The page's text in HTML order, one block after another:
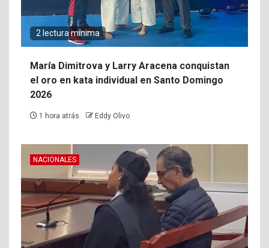
2 lectura mínima
María Dimitrova y Larry Aracena conquistan
el oro en kata individual en Santo Domingo
2026
1 hora atrás Eddy Olivo
NACIONALES